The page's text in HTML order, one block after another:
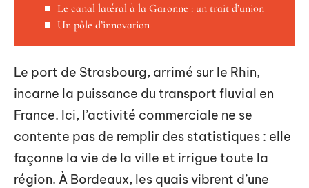
Le canal latéral à la Garonne : un trait d’union
Un pôle d’innovation
Le port de Strasbourg, arrimé sur le Rhin,
incarne la puissance du transport fluvial en
France. Ici, l’activité commerciale ne se
contente pas de remplir des statistiques : elle
façonne la vie de la ville et irrigue toute la
région. À Bordeaux, les quais vibrent d’une